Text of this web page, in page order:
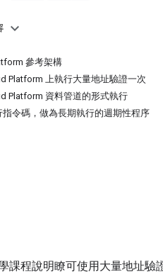
參考架構
Platform 上執行大量地址驗證一次
Platform 資料管道的形式執行
指令碼，做為長期執行的週期性程序
課程說明瞭可使用大量地址驗